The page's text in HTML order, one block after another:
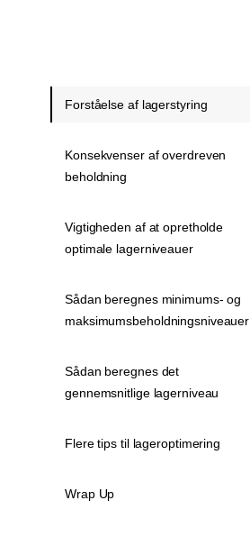
Forståelse af lagerstyring
Konsekvenser af overdreven
beholdning
Vigtigheden af ​​at opretholde
optimale lagerniveauer
Sådan beregnes minimums- og
maksimumsbeholdningsniveauer
Sådan beregnes det
gennemsnitlige lagerniveau
Flere tips til lageroptimering
Wrap Up